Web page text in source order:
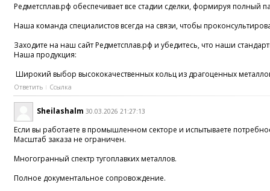
Редметсплав.рф обеспечивает все стадии сделки, формируя
Наша команда специалистов всегда на связи, чтобы
Заходите на наш сайт Редметсплав.рф и убедитесь, что наши
Наша продукция:
Широкий выбор высококачественных кольц из драгоценных
Ответить Ссылка
Sheilashalm 30.03.2026 21:27:13
Если вы работаете в промышленном секторе и испытываете
Масштаб заказа не ограничен.
Многогранный спектр тугоплавких металлов.
Полное документальное сопровождение.